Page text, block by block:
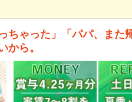
ちゃった」「パパ、ま
から。